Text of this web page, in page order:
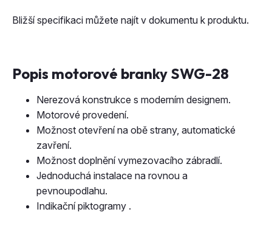
Bližší specifikaci můžete najít v dokumentu k produktu.
Popis motorové branky SWG-28
Nerezová konstrukce s moderním designem.
Motorové provedení.
Možnost otevření na obě strany, automatické
zavření.
Možnost doplnění vymezovacího zábradlí.
Jednoduchá instalace na rovnou a
pevnoupodlahu.
Indikační piktogramy .